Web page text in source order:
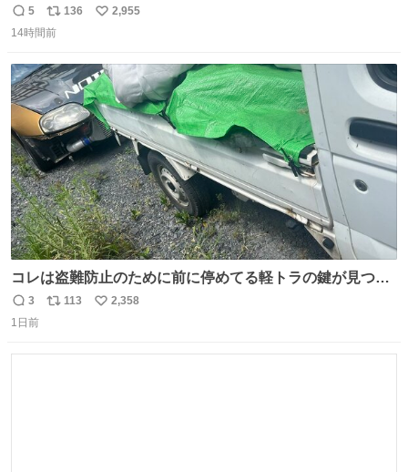
長の息子に恋文を書いたら翌日村の共用井戸に捨てられて
たときの顔になった
返
信
5
リ
ポ
ト
数
136
い
数
2,955
14時間前
コレは盗難防止のために前に停めてる軽トラの鍵が見つか
らなくて 持ち主すら動かすことができない鉄壁のスープラ
返
信
3
リ
113
い
2,358
1日前